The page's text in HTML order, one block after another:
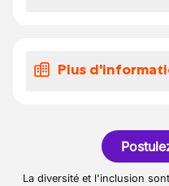
dépannage ou
Garantir la
le respect du
Plus
La diversité et l'inclusion